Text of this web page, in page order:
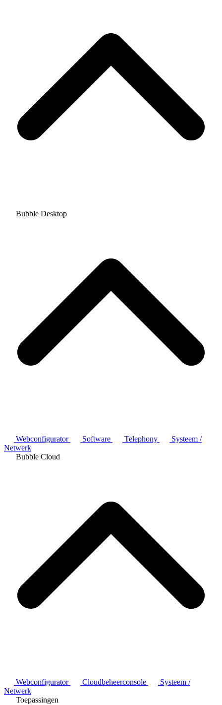
Bubble Desktop
Webconfigurator Software Telephony
Systeem /
Netwerk
Bubble Cloud
Webconfigurator Cloudbeheerconsole
Systeem /
Netwerk
Toepassingen